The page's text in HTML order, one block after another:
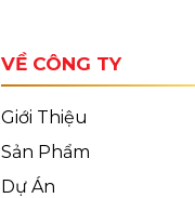
VỀ CÔNG TY
Giới Thiệu
Sản Phẩm
Dự Án